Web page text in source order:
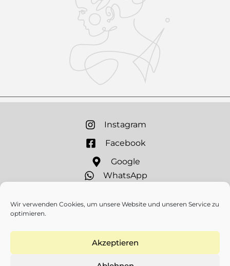
Wir verwenden Cookies, um unsere Website und unseren Service zu
optimieren.
Akzeptieren
Instagram
Facebook
Google
WhatsApp
INFORMATIONEN
Datenschutz
Cookie-Richtlinie (EU)